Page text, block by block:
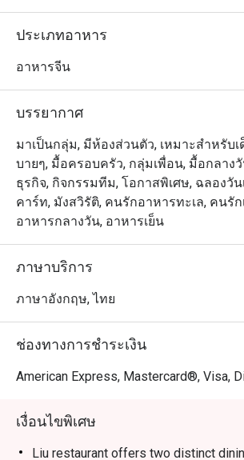
สวยงามด้วยบรรยากาศสุดคลาสสิค แสดง
ยอมรับและมีชื่อเสียงโด่งดังของโรงแรมค
ขอเชิญพบกับเชฟชาวฮ่องกง “แอนดี้ ฟุง” ผู้
อร่อยของห้องอาหารหลิว เชฟแอนดี้สั่งส
ทักษะและศิลปะในการปรุงอาหารจีนมาน
พร้อมสร้างสรรค์อาหารทุกจานและผสมผ
รับประทานอาหารที่ร่วมสมัยในปัจจุบันไว้
หลิว @ โรงแรมคอนราด กรุงเทพฯ (Liu @
ด้วยติ่มซำและเมนูซิกเนเจอร์หลากหลาย
โรงแรมคอนราด ใกล้สถานทูตสหรัฐอเมริ
เพลินจิต เดินทางสะดวก บรรยากาศหรูหร
เมนูไฮไลต์ ได้แก่ บุฟเฟ่ต์ติ่มซำ เป็ดปักกิ่ง
และปลาหิมะย่างซอสถั่วเหลืองชั้นดี เหมา
ประเภทอาหาร
อาหารจีน
บรรยากาศ
มาเป็นกลุ่ม, มีห้องส่วนตัว, เหมาะสำหรับ
บายๆ, มื้อครอบครัว, กลุ่มเพื่อน, มื้อกลาง
ธุรกิจ, กิจกรรมทีม, โอกาสพิเศษ, ฉลองวัน
คาร์ท, มังสวิรัติ, คนรักอาหารทะเล, คนรัก
อาหารกลางวัน, อาหารเย็น
ภาษาบริการ
ภาษาอังกฤษ, ไทย
ช่องทางการชำระเงิน
American Express, Mastercard®, Visa,
เงื่อนไขพิเศษ
Liu restaurant offers two distinct